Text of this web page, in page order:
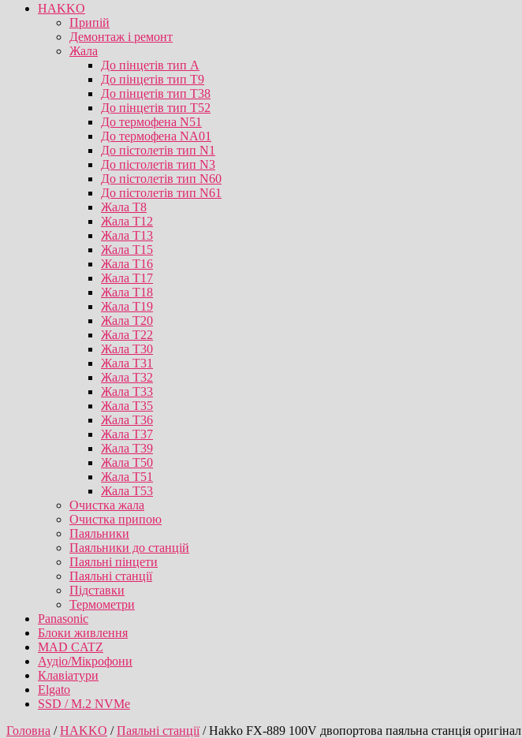
HAKKO
Припій
Демонтаж і ремонт
Жала
До пінцетів тип А
До пінцетів тип T9
До пінцетів тип T38
До пінцетів тип T52
До термофена N51
До термофена NA01
До пістолетів тип N1
До пістолетів тип N3
До пістолетів тип N60
До пістолетів тип N61
Жала T8
Жала T12
Жала T13
Жала T15
Жала T16
Жала T17
Жала T18
Жала T19
Жала T20
Жала T22
Жала T30
Жала T31
Жала T32
Жала T33
Жала T35
Жала T36
Жала T37
Жала T39
Жала T50
Жала T51
Жала T53
Очистка жала
Очистка припою
Паяльники
Паяльники до станцій
Паяльні пінцети
Паяльні станції
Підставки
Термометри
Panasonic
Блоки живлення
MAD CATZ
Аудіо/Мікрофони
Клавіатури
Elgato
SSD / M.2 NVMe
Головна /HAKKO /Паяльні станції/ Hakko FX-889 100V двопортова паяльна станція оригінал